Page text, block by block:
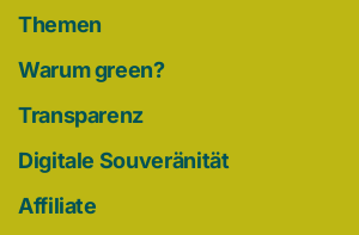
Themen
Warum green?
Transparenz
Digitale Souveränität
Affiliate